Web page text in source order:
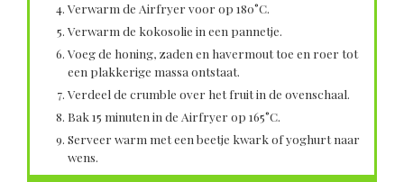
Verwarm de Airfryer voor op 180°C.
Verwarm de kokosolie in een pannetje.
Voeg de honing, zaden en havermout toe en roer tot
een plakkerige massa ontstaat.
Verdeel de crumble over het fruit in de ovenschaal.
Bak 15 minuten in de Airfryer op 165°C.
Serveer warm met een beetje kwark of yoghurt naar
wens.